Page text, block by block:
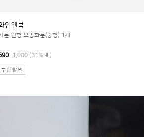
인앤쿡
본 원형 모종화분(중형) 1개
1,000 (31% )